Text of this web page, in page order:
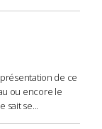
de ce
ou encore le
sait se...